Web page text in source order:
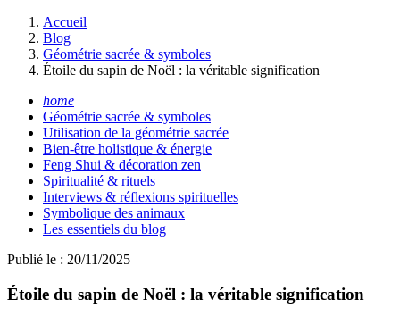
Accueil
Blog
Géométrie sacrée & symboles
Étoile du sapin de Noël : la véritable signification
home
Géométrie sacrée & symboles
Utilisation de la géométrie sacrée
Bien-être holistique & énergie
Feng Shui & décoration zen
Spiritualité & rituels
Interviews & réflexions spirituelles
Symbolique des animaux
Les essentiels du blog
Publié le : 20/11/2025
Étoile du sapin de Noël : la véritable signification